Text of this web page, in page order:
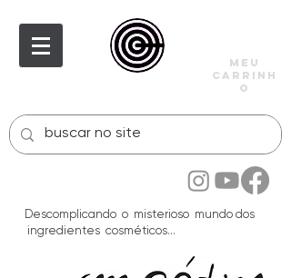
meu
carrinh
o
Descomplicando o misterioso mundo dos
ingredientes cosméticos...